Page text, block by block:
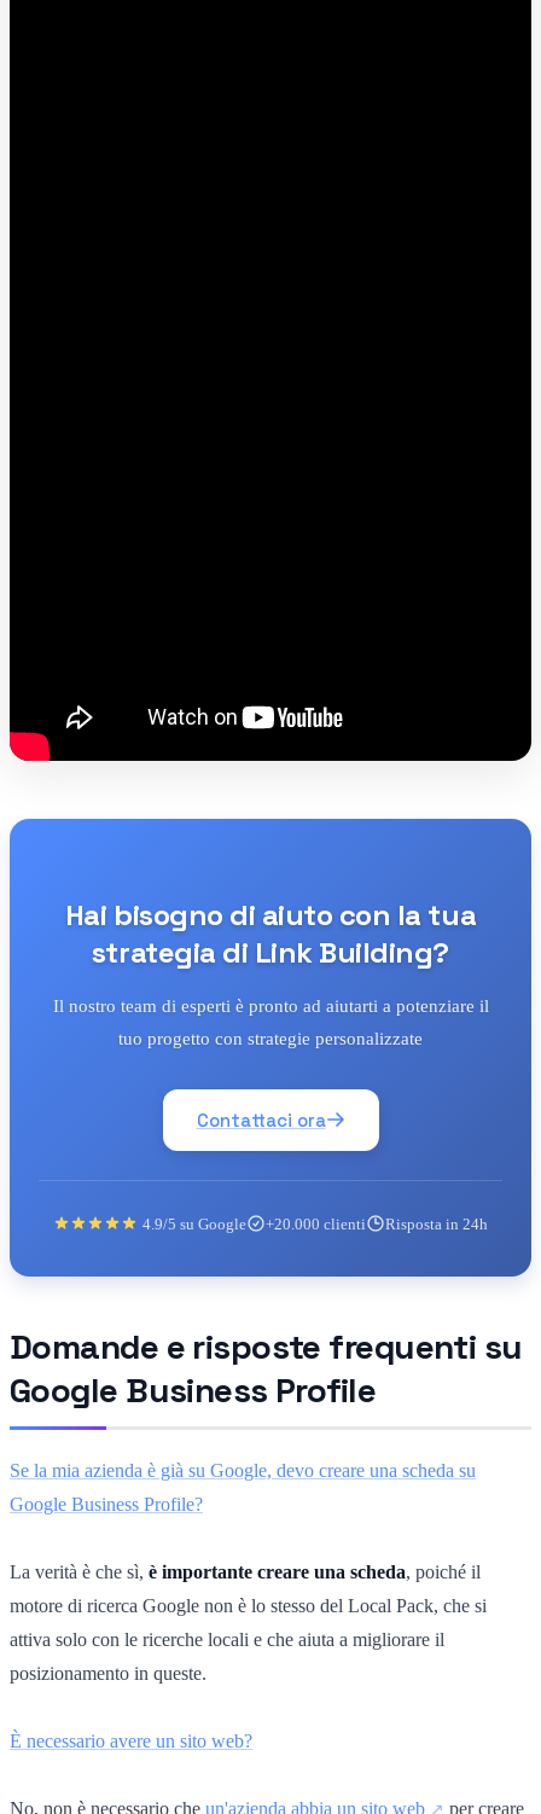
Hai bisogno di aiuto con la tua
strategia di Link Building?
Il nostro team di esperti è pronto ad aiutarti a potenziare il
tuo progetto con strategie personalizzate
Contattaci ora
4.9/5 su Google +20.000 clienti Risposta in 24h
Domande e risposte frequenti su
Google Business Profile
Se la mia azienda è già su Google, devo creare una scheda su
Google Business Profile?
La verità è che sì, è importante creare una scheda, poiché il
motore di ricerca Google non è lo stesso del Local Pack, che si
attiva solo con le ricerche locali e che aiuta a migliorare il
posizionamento in queste.
È necessario avere un sito web?
No, non è necessario che un'azienda abbia un sito web
per creare